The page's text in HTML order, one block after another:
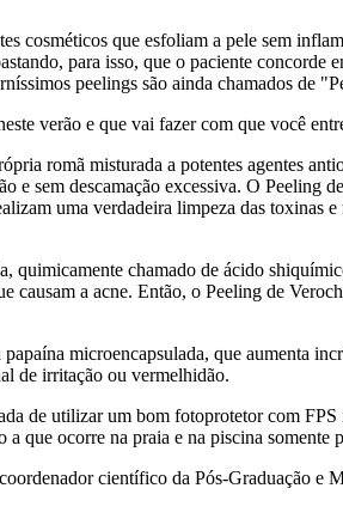
cosméticos que esfoliam a pele sem
para isso, que o paciente
peelings são ainda chamados de
verão e que vai fazer com que você
romã misturada a potentes agentes
e sem descamação excessiva. O
uma verdadeira limpeza das toxinas
chamado de ácido
a acne. Então, o Peeling de
microencapsulada, que aumenta
de irritação ou vermelhidão.
de utilizar um bom fotoprotetor com
ocorre na praia e na piscina somente
científico da Pós-Graduação